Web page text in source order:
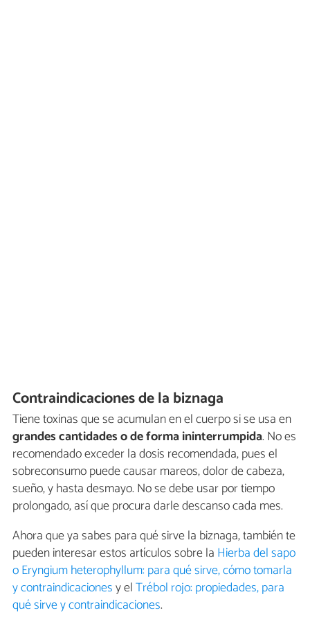
Contraindicaciones de la biznaga
Tiene toxinas que se acumulan en el cuerpo si se usa en
grandes cantidades o de forma ininterrumpida. No es
recomendado exceder la dosis recomendada, pues el
sobreconsumo puede causar mareos, dolor de cabeza,
sueño, y hasta desmayo. No se debe usar por tiempo
prolongado, así que procura darle descanso cada mes.
Ahora que ya sabes para qué sirve la biznaga, también te
pueden interesar estos artículos sobre la Hierba del sapo
o Eryngium heterophyllum: para qué sirve, cómo tomarla
y contraindicacionesy elTrébol rojo: propiedades, para
qué sirve y contraindicaciones.